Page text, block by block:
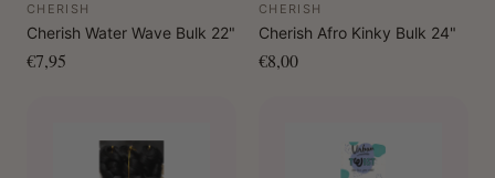
CHERISH
Cherish Water Wave Bulk 22"
€7,95
CHERISH
Cherish Afro Kinky Bulk 24"
€8,00